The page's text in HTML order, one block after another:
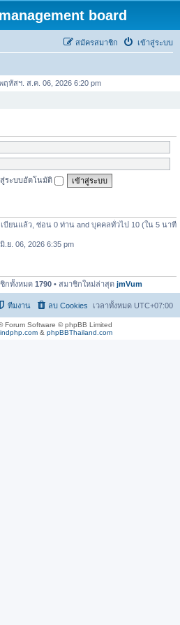
board
เข้าสู่ระบบ
สมัครสมาชิก
หัสฯ. ส.ค. 06, 2026 6:20 pm
สู่ระบบอัตโนมัติ
บียนแล้ว, ซ่อน 0 ท่าน and บุคคลทั่วไป 10 (ใน 5 นาที
.ย. 06, 2026 6:35 pm
กทั้งหมด 1790 • สมาชิกใหม่ล่าสุด jmVum
เวลาทั้งหมด UTC+07:00
ลบ Cookies
ทีมงาน
Forum Software © phpBB Limited
& phpBBThailand.com